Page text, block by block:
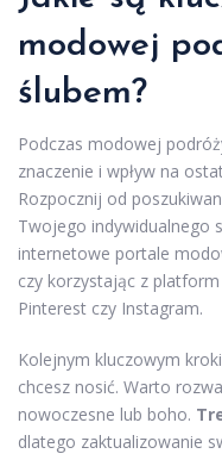
modowej
ślubem?
Podczas modowej
znaczenie i wpływ na
Rozpocznij od
Twojego indywidualnego
internetowe portale
czy korzystając z
Pinterest czy Instagram.
Kolejnym kluczowym
chcesz nosić. Warto
nowoczesne lub boho.
dlatego zaktualizowanie